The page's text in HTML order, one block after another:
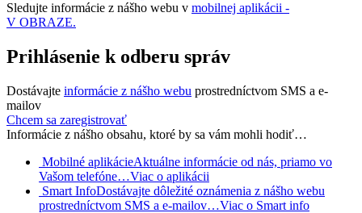
Sledujte informácie z nášho webu v mobilnej aplikácii -
V OBRAZE.
Prihlásenie k odberu správ
Dostávajte informácie z nášho webu prostredníctvom SMS a e-
mailov
Chcem sa zaregistrovať
Informácie z nášho obsahu, ktoré by sa vám mohli hodiť…
Mobilné aplikácieAktuálne informácie od nás, priamo vo
Vašom telefóne…Viac o aplikácii
Smart InfoDostávajte dôležité oznámenia z nášho webu
prostredníctvom SMS a e-mailov…Viac o Smart info